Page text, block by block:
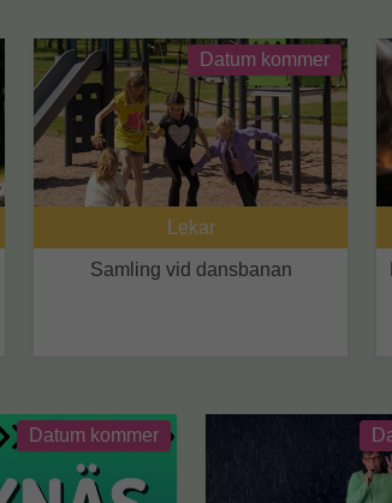
Datum kommer
Lekar
Samling vid dansbanan
Datum kommer